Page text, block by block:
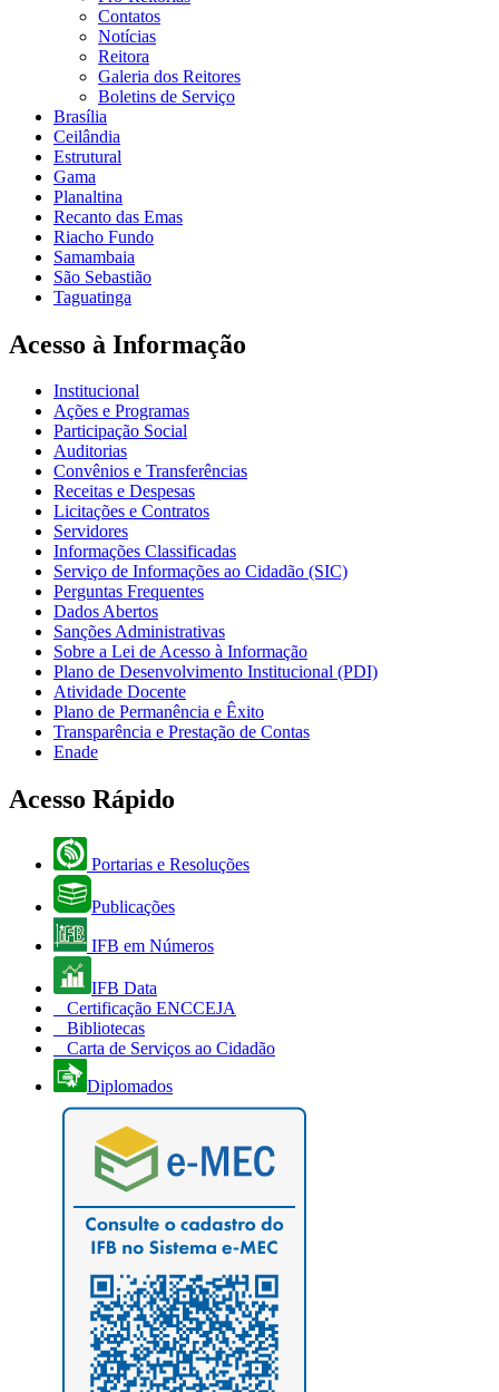
Contatos
Notícias
Reitora
Galeria dos Reitores
Boletins de Serviço
Brasília
Ceilândia
Estrutural
Gama
Planaltina
Recanto das Emas
Riacho Fundo
Samambaia
São Sebastião
Taguatinga
Acesso à Informação
Institucional
Ações e Programas
Participação Social
Auditorias
Convênios e Transferências
Receitas e Despesas
Licitações e Contratos
Servidores
Informações Classificadas
Serviço de Informações ao Cidadão (SIC)
Perguntas Frequentes
Dados Abertos
Sanções Administrativas
Sobre a Lei de Acesso à Informação
Plano de Desenvolvimento Institucional (PDI)
Atividade Docente
Plano de Permanência e Êxito
Transparência e Prestação de Contas
Enade
Acesso Rápido
Portarias e Resoluções
Publicações
IFB em Números
IFB Data
Certificação ENCCEJA
Bibliotecas
Carta de Serviços ao Cidadão
Diplomados